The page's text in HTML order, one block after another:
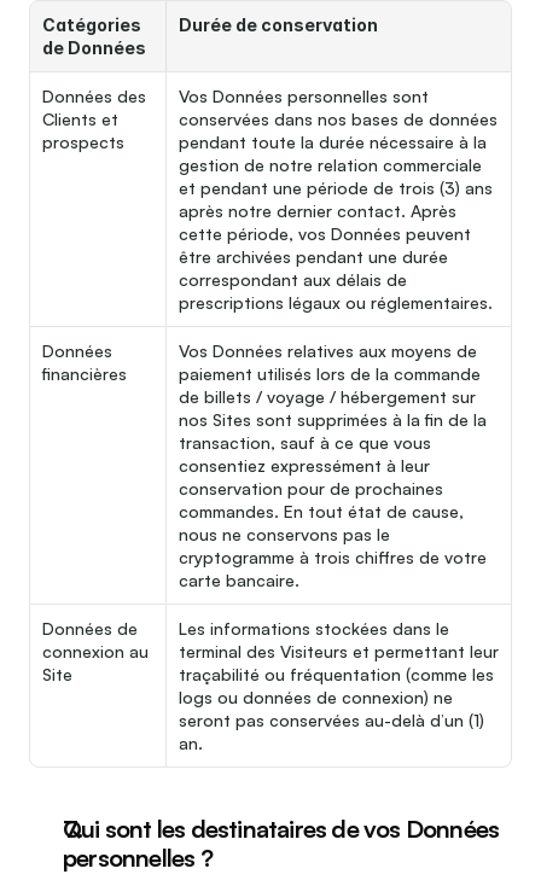
Catégories
de Données
Durée de conservation
Données des
Clients et
prospects
Vos Données personnelles sont
conservées dans nos bases de données
pendant toute la durée nécessaire à la
gestion de notre relation commerciale
et pendant une période de trois (3) ans
après notre dernier contact. Après
cette période, vos Données peuvent
être archivées pendant une durée
correspondant aux délais de
prescriptions légaux ou réglementaires.
Données
financières
Vos Données relatives aux moyens de
paiement utilisés lors de la commande
de billets / voyage / hébergement sur
nos Sites sont supprimées à la fin de la
transaction, sauf à ce que vous
consentiez expressément à leur
conservation pour de prochaines
commandes. En tout état de cause,
nous ne conservons pas le
cryptogramme à trois chiffres de votre
carte bancaire.
Données de
connexion au
Site
Les informations stockées dans le
terminal des Visiteurs et permettant leur
traçabilité ou fréquentation (comme les
logs ou données de connexion) ne
seront pas conservées au-delà d’un (1)
an.
Qui sont les destinataires de vos Données
personnelles ?